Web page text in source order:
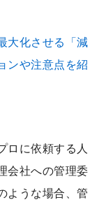
大化させる「減
ンや注意点を紹
ロに依頼する人
会社への管理委
ような場合、管